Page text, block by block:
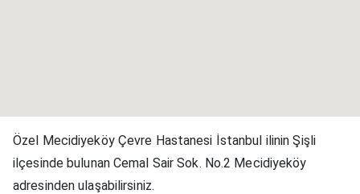
Özel Mecidiyeköy Çevre Hastanesi İstanbul ilinin Şişli
ilçesinde bulunan Cemal Sair Sok. No.2 Mecidiyeköy
adresinden ulaşabilirsiniz.